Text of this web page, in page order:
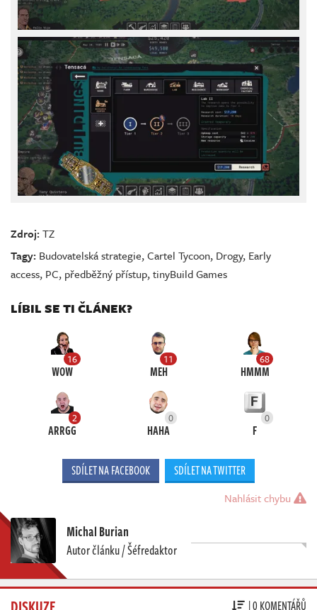
Zdroj:TZ
Tagy: Budovatelská strategie,Cartel Tycoon, Drogy, Early
access, PC, předběžný přístup,tinyBuild Games
LÍBIL SE TI ČLÁNEK?
16
WOW
11
MEH
68
HMMM
2
ARRGG
0
HAHA
0
F
SDÍLET NA FACEBOOK SDÍLET NA TWITTER
Nahlásit chybu
Michal Burian
Autor článku / Šéfredaktor
| 0 KOMENTÁŘŮ